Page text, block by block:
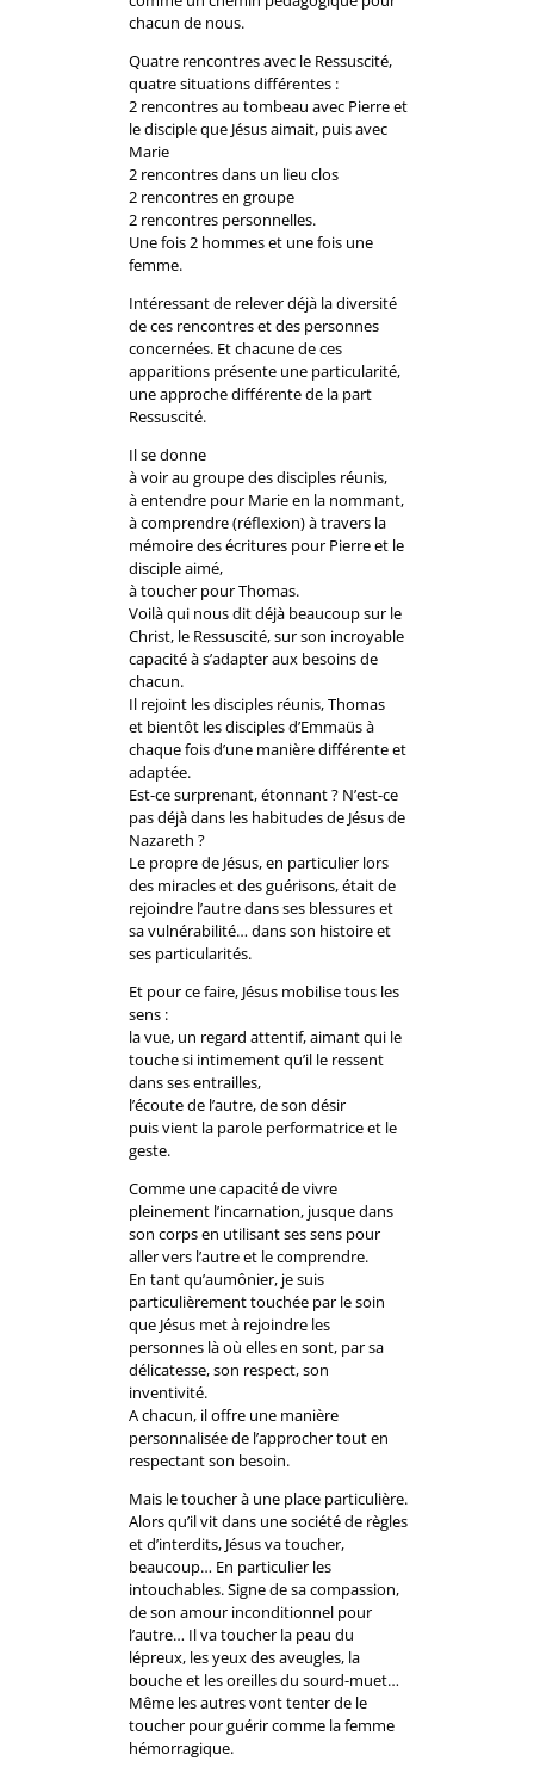
chacun de nous.
Quatre rencontres avec le Ressuscité,
quatre situations différentes :
2 rencontres au tombeau avec Pierre et
le disciple que Jésus aimait, puis avec
Marie
2 rencontres dans un lieu clos
2 rencontres en groupe
2 rencontres personnelles.
Une fois 2 hommes et une fois une
femme.
Intéressant de relever déjà la diversité
de ces rencontres et des personnes
concernées. Et chacune de ces
apparitions présente une particularité,
une approche différente de la part
Ressuscité.
Il se donne
à voir au groupe des disciples réunis,
à entendre pour Marie en la nommant,
à comprendre (réflexion) à travers la
mémoire des écritures pour Pierre et le
disciple aimé,
à toucher pour Thomas.
Voilà qui nous dit déjà beaucoup sur le
Christ, le Ressuscité, sur son incroyable
capacité à s’adapter aux besoins de
chacun.
Il rejoint les disciples réunis, Thomas
et bientôt les disciples d’Emmaüs à
chaque fois d’une manière différente et
adaptée.
Est-ce surprenant, étonnant ? N’est-ce
pas déjà dans les habitudes de Jésus de
Nazareth ?
Le propre de Jésus, en particulier lors
des miracles et des guérisons, était de
rejoindre l’autre dans ses blessures et
sa vulnérabilité… dans son histoire et
ses particularités.
Et pour ce faire, Jésus mobilise tous les
sens :
la vue, un regard attentif, aimant qui le
touche si intimement qu’il le ressent
dans ses entrailles,
l’écoute de l’autre, de son désir
puis vient la parole performatrice et le
geste.
Comme une capacité de vivre
pleinement l’incarnation, jusque dans
son corps en utilisant ses sens pour
aller vers l’autre et le comprendre.
En tant qu’aumônier, je suis
particulièrement touchée par le soin
que Jésus met à rejoindre les
personnes là où elles en sont, par sa
délicatesse, son respect, son
inventivité.
A chacun, il offre une manière
personnalisée de l’approcher tout en
respectant son besoin.
Mais le toucher à une place particulière.
Alors qu’il vit dans une société de règles
et d’interdits, Jésus va toucher,
beaucoup… En particulier les
intouchables. Signe de sa compassion,
de son amour inconditionnel pour
l’autre… Il va toucher la peau du
lépreux, les yeux des aveugles, la
bouche et les oreilles du sourd-muet…
Même les autres vont tenter de le
toucher pour guérir comme la femme
hémorragique.